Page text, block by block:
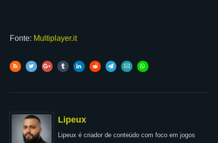
Fonte: Multiplayer.it
Lipeux
Lipeux é criador de conteúdo com foco em jogos